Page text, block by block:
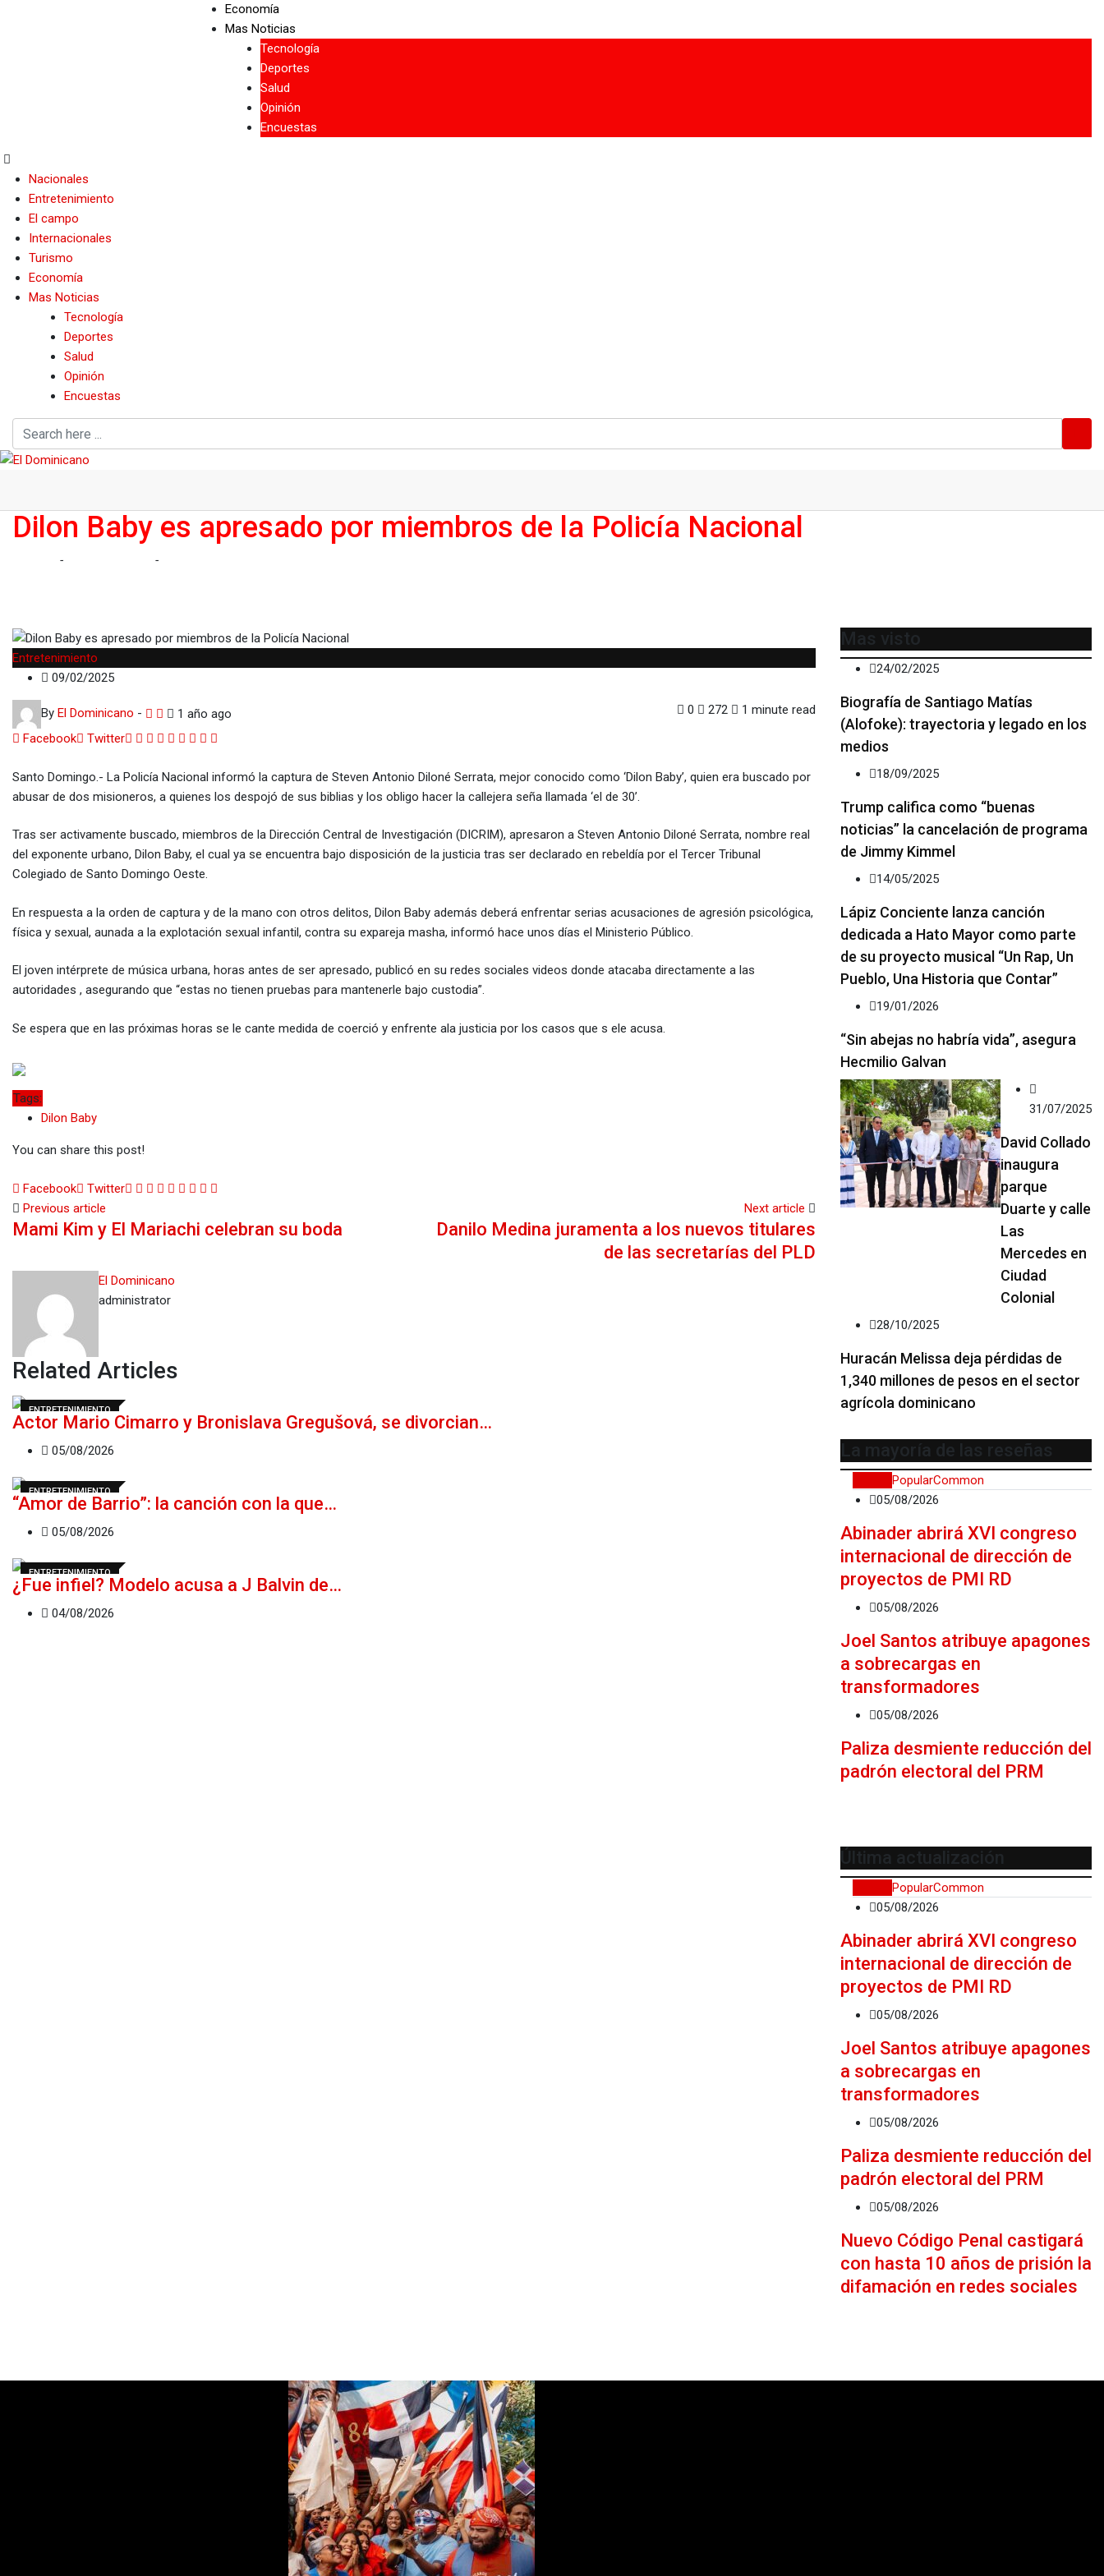
Economía
Mas Noticias
Tecnología
Deportes
Salud
Opinión
Encuestas
Nacionales
Entretenimiento
El campo
Internacionales
Turismo
Economía
Mas Noticias
Tecnología
Deportes
Salud
Opinión
Encuestas
Dilon Baby es apresado por miembros de la Policía Nacional
- -
Entretenimiento
09/02/2025
By El Dominicano - 1 año ago 0 272
1 minute read
Facebook
Twitter Google+
LinkedIn
Whatsapp
StumbleUpon
Tumblr
Pinterest
Reddit
Share
Email
Santo Domingo.- La Policía Nacional informó la captura de Steven Antonio Diloné Serrata, mejor conocido como ‘Dilon Baby’, quien era buscado por
abusar de dos misioneros, a quienes los despojó de sus biblias y los obligo hacer la callejera seña llamada ‘el de 30’.
Tras ser activamente buscado, miembros de la Dirección Central de Investigación (DICRIM), apresaron a Steven Antonio Diloné Serrata, nombre real
del exponente urbano, Dilon Baby, el cual ya se encuentra bajo disposición de la justicia tras ser declarado en rebeldía por el Tercer Tribunal
Colegiado de Santo Domingo Oeste.
En respuesta a la orden de captura y de la mano con otros delitos, Dilon Baby además deberá enfrentar serias acusaciones de agresión psicológica,
física y sexual, aunada a la explotación sexual infantil, contra su expareja masha, informó hace unos días el Ministerio Público.
El joven intérprete de música urbana, horas antes de ser apresado, publicó en su redes sociales videos donde atacaba directamente a las
autoridades , asegurando que “estas no tienen pruebas para mantenerle bajo custodia”.
Se espera que en las próximas horas se le cante medida de coerció y enfrente ala justicia por los casos que s ele acusa.
Tags:
Dilon Baby
You can share this post!
Facebook Twitter Google+
LinkedIn
Whatsapp
StumbleUpon
Tumblr
Pinterest
Reddit
Share
Email
Previous article
Mami Kim y El Mariachi celebran su boda
Next article
Danilo Medina juramenta a los nuevos titulares
de las secretarías del PLD
El Dominicano
administrator
Related Articles
ENTRETENIMIENTO
Actor Mario Cimarro y Bronislava Gregušová, se divorcian…
05/08/2026
ENTRETENIMIENTO
“Amor de Barrio”: la canción con la que…
05/08/2026
ENTRETENIMIENTO
¿Fue infiel? Modelo acusa a J Balvin de…
04/08/2026
Mas visto
24/02/2025
Biografía de Santiago Matías
(Alofoke): trayectoria y legado en los
medios
18/09/2025
Trump califica como “buenas
noticias” la cancelación de programa
de Jimmy Kimmel
14/05/2025
Lápiz Conciente lanza canción
dedicada a Hato Mayor como parte
de su proyecto musical “Un Rap, Un
Pueblo, Una Historia que Contar”
19/01/2026
“Sin abejas no habría vida”, asegura
Hecmilio Galvan
31/07/2025
David Collado
inaugura
parque
Duarte y calle
Las
Mercedes en
Ciudad
Colonial
28/10/2025
Huracán Melissa deja pérdidas de
1,340 millones de pesos en el sector
agrícola dominicano
La mayoría de las reseñas
PopularCommon
05/08/2026
Abinader abrirá XVI congreso
internacional de dirección de
proyectos de PMI RD
05/08/2026
Joel Santos atribuye apagones
a sobrecargas en
transformadores
05/08/2026
Paliza desmiente reducción del
padrón electoral del PRM
Última actualización
PopularCommon
05/08/2026
Abinader abrirá XVI congreso
internacional de dirección de
proyectos de PMI RD
05/08/2026
Joel Santos atribuye apagones
a sobrecargas en
transformadores
05/08/2026
Paliza desmiente reducción del
padrón electoral del PRM
05/08/2026
Nuevo Código Penal castigará
con hasta 10 años de prisión la
difamación en redes sociales